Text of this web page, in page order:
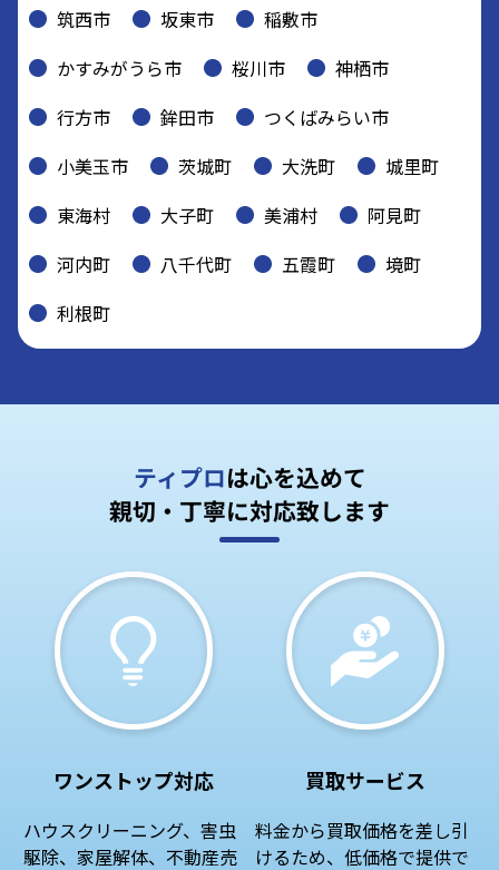
筑西市
坂東市
稲敷市
かすみがうら市
桜川市
神栖市
行方市
鉾田市
つくばみらい市
小美玉市
茨城町 大洗町
城里町
東海村
大子町 美浦村
阿見町
河内町
八千代町 五霞町
境町
利根町
ティプロは心を込めて
親切・丁寧に対応致します
ワンストップ対応
ハウスクリーニング、害虫
駆除、家屋解体、不動産売
買取サービス
料金から買取価格を差し引
けるため、低価格で提供で